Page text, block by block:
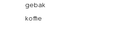
gebak
koffie